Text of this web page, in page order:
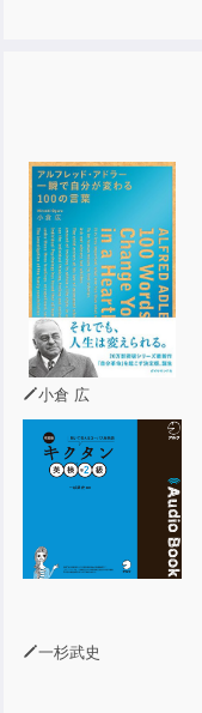
小倉 広
一杉武史